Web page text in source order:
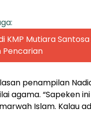
KMP Mutiara
Pencarian
penampilan
agama. “Sapeken
Islam. Kalau